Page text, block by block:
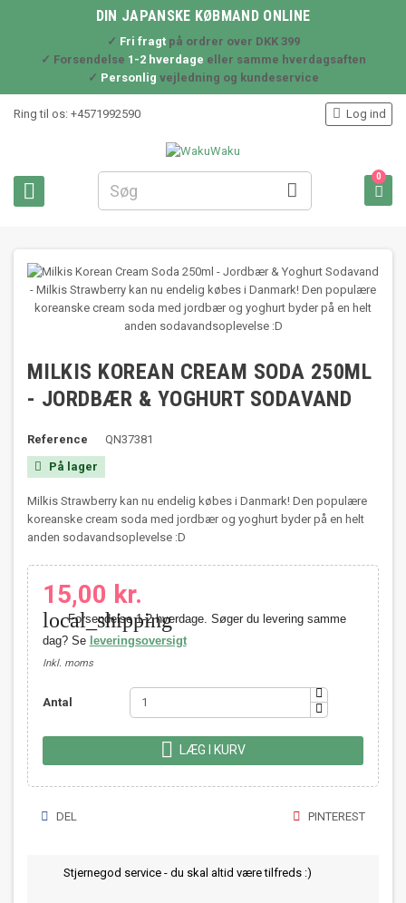
DIN JAPANSKE KØBMAND ONLINE
✓ Fri fragtpå ordrer over DKK 399
✓ Forsendelse 1-2 hverdage eller samme hverdagsaften
✓ Personlig vejledning og kundeservice
Ring til os: +4571992590
 
 Log ind

0
MILKIS KOREAN CREAM SODA 250ML
- JORDBÆR & YOGHURT SODAVAND
Reference QN37381
 På lager
Milkis Strawberry kan nu endelig købes i Danmark! Den populære
koreanske cream soda med jordbær og yoghurt byder på en helt
anden sodavandsoplevelse :D
15,00 kr.
local_shipping
Forsendelse 1-2 hverdage. Søger du levering samme
dag? Se leveringsoversigt
Inkl. moms
Antal
 LÆG I KURV
DEL PINTEREST
Stjernegod service - du skal altid være tilfreds :)